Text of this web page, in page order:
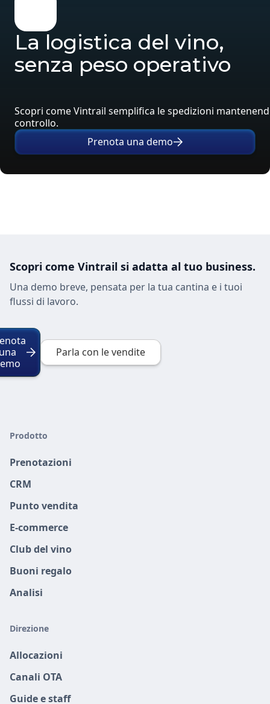
La logistica del vino,
senza peso operativo
Scopri come Vintrail semplifica le spedizioni
controllo.
Prenota una demo
Scopri come Vintrail si adatta al tuo business.
Una demo breve, pensata per la tua cantina e i tuoi
flussi di lavoro.
Parla con le vendite
Prodotto
Prenotazioni
CRM
Punto vendita
E-commerce
Club del vino
Buoni regalo
Analisi
Direzione
Allocazioni
Canali OTA
Guide e staff